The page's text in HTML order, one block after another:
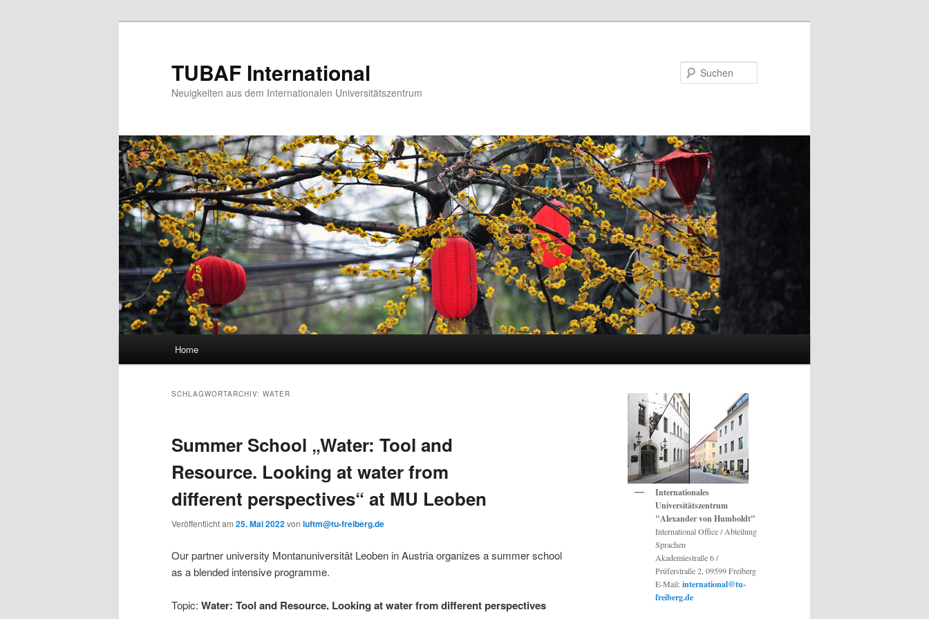
TUBAF International
Neuigkeiten aus dem Internationalen Universitätszentrum
Home
SCHLAGWORTARCHIV: WATER
Summer School „Water: Tool and
Resource. Looking at water from
different perspectives“ at MU Leoben
Veröffentlicht am 25. Mai 2022von luftm@tu-freiberg.de
Our partner university Montanuniversität Leoben in Austria organizes a summer school
as a blended intensive programme.
Topic: Water: Tool and Resource. Looking at water from different perspectives
Internationales
Universitätszentrum
"Alexander von Humboldt"
International Office / Abteilung
Sprachen
Akademiestraße 6 /
Prüferstraße 2, 09599 Freiberg
E-Mail:international@tu-
freiberg.de